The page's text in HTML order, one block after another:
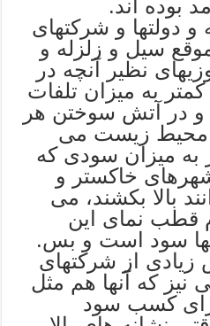
بوده اند.
و دولتها و شرکتهای
سیل و زلزله و
نظیر آنچه در
کمتر به میزان تلفات
و در آتش سوختن هر
محیط زیست می
به میزان سودی که
خاکستر و
بالا بکشند، می
قطب نمای این
تنها سود است و بس.
زیادی از شرکتهای
که آنها هم مثل
کسب سود